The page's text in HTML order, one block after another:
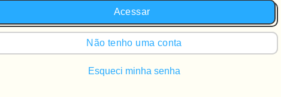
Acessar
Não tenho uma conta
Esqueci minha senha